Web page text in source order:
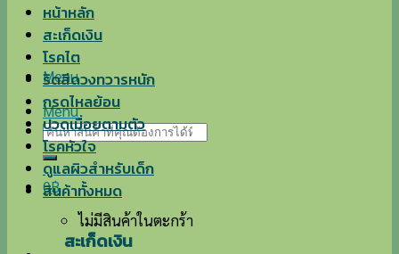
Menu
Menu
ค้นหา:
0฿
ไม่มีสินค้าในตะกร้า
หน้าหลัก
สะเก็ดเงิน
โรคไต
ริดสีดวงทวารหนัก
กรดไหลย้อน
ปวดเมื่อยตามตัว
โรคหัวใจ
ดูแลผิวสำหรับเด็ก
สินค้าทั้งหมด
สะเก็ดเงิน